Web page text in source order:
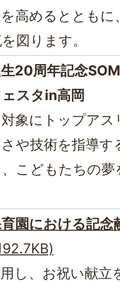
高めるとともに
図ります。
20周年記念
スタin高岡
象にトップアス
や技術を指導す
こどもたちの夢
園における記念
し、お祝い献立